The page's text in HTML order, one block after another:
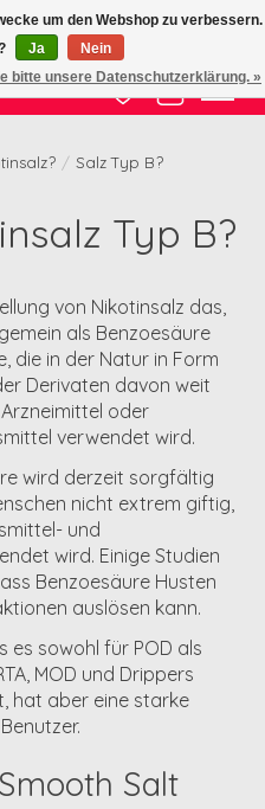
Wunschzettel
Ihr
/ Salz Typ B?
Typ B?
von Nikotinsalz das,
als Benzoesäure
die in der Natur in Form
Derivaten davon weit
oder
verwendet wird.
wird derzeit sorgfältig
nicht extrem giftig,
und
wird. Einige Studien
Benzoesäure Husten
auslösen kann.
es sowohl für POD als
MOD und Drippers
hat aber eine starke
Salt
um den Webshop zu verbessern.
Ja
Nein
bitte unsere Datenschutzerklärung. »